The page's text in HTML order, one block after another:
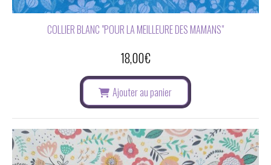
COLLIER BLANC "POUR LA MEILLEURE DES MAMANS"
18,00€
Ajouter au panier